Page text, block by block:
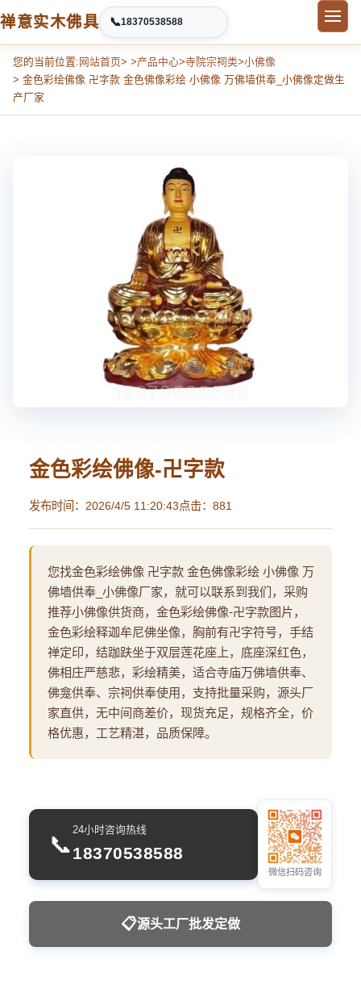
禅意实木佛具 📞18370538588
您的当前位置: 网站首页> >产品中心>寺院宗祠类>小佛像
> 金色彩绘佛像 卍字款 金色佛像彩绘 小佛像 万佛墙供奉_小佛像定做生
产厂家
金色彩绘佛像-卍字款
发布时间：2026/4/5 11:20:43点击：881
您找金色彩绘佛像 卍字款 金色佛像彩绘 小佛像 万
佛墙供奉_小佛像厂家，就可以联系到我们，采购
推荐小佛像供货商，金色彩绘佛像-卍字款图片，
金色彩绘释迦牟尼佛坐像，胸前有卍字符号，手结
禅定印，结跏趺坐于双层莲花座上，底座深红色，
佛相庄严慈悲，彩绘精美，适合寺庙万佛墙供奉、
佛龛供奉、宗祠供奉使用，支持批量采购，源头厂
家直供，无中间商差价，现货充足，规格齐全，价
格优惠，工艺精湛，品质保障。
📞
24小时咨询热线
18370538588
微信扫码咨询
📋源头工厂批发定做